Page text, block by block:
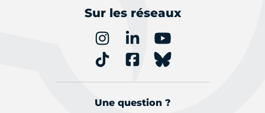
Sur les réseaux
Une question ?